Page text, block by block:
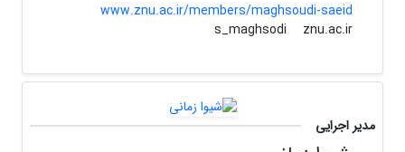
www.znu.ac.ir/members/maghsoudi-saeid
s_maghsodi
znu.ac.ir
مدیر اجرایی